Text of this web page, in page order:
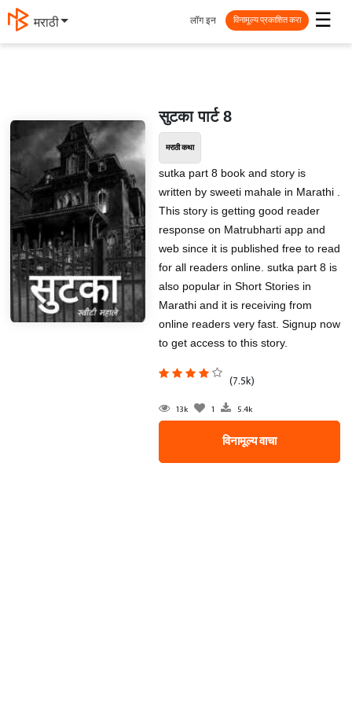
मराठी ☰
लॉग इन विनामूल्य प्रकाशित करा
सुटका पार्ट 8
मराठी कथा
sutka part 8 book and story is
written by sweeti mahale in Marathi .
This story is getting good reader
response on Matrubharti app and
web since it is published free to read
for all readers online. sutka part 8 is
also popular in Short Stories in
Marathi and it is receiving from
online readers very fast. Signup now
to get access to this story.
(7.5k)
13k 1 5.4k
विनामूल्य वाचा